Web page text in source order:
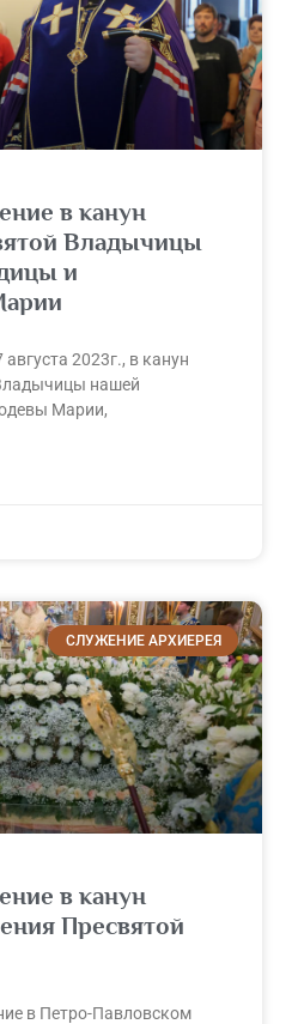
в канун
Владычицы
и
2023г., в канун
нашей
Марии,
СЛУЖЕНИЕ АРХИЕРЕЯ
в канун
Пресвятой
в Петро-Павловском